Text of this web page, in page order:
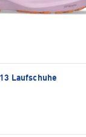
Laufschuhe